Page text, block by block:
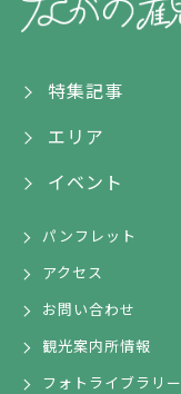
特集記事
エリア
イベント
パンフレット
アクセス
お問い合わせ
観光案内所情報
フォトライブラリー